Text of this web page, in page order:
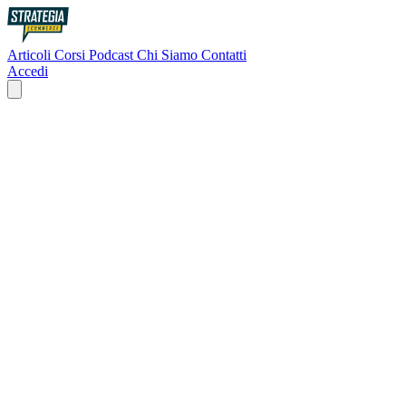
Articoli Corsi Podcast Chi Siamo Contatti
Accedi